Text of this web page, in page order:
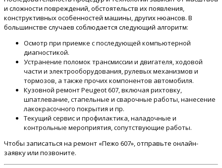
и сложности повреждений, обстоятельств их появления,
конструктивных особенностей машины, других нюансов. В
большинстве случаев соблюдается следующий алгоритм:
Осмотр при приемке с последующей компьютерной
диагностикой.
Устранение поломок трансмиссии и двигателя, ходовой
части и электрооборудования, рулевых механизмов и
тормозов, а также прочих компонентов автомобиля.
Кузовной ремонт Peugeot 607, включая рихтовку,
шпатлевание, стапельные и сварочные работы, нанесение
лакокрасочного покрытия и пр.
Текущий сервис и профилактика, наладочные и
контрольные мероприятия, сопутствующие работы.
Чтобы записаться на ремонт «Пежо 607», отправьте онлайн-
заявку или позвоните.